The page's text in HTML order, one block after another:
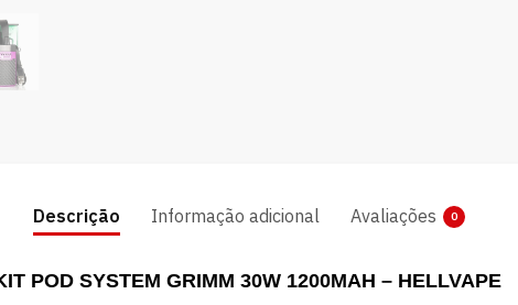
Descrição Informação adicional Avaliações 0
POD SYSTEM GRIMM 30W 1200MAH – HELLVAPE